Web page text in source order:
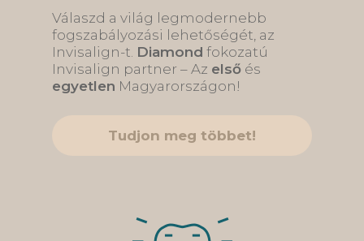
Válaszd a világ legmodernebb
fogszabályozási lehetőségét, az
Invisalign-t. Diamond fokozatú
Invisalign partner – Az első és
egyetlen Magyarországon!
Tudjon meg többet!